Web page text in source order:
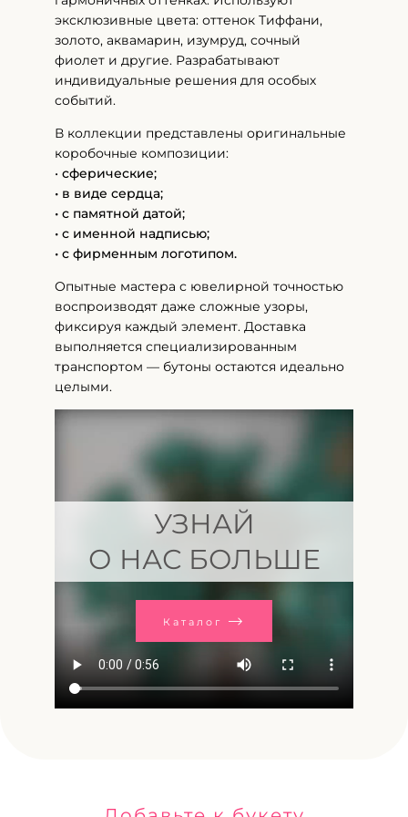
эксклюзивные цвета: оттенок Тиффани,
золото, аквамарин, изумруд, сочный
фиолет и другие. Разрабатывают
индивидуальные решения для особых
событий.
В коллекции представлены оригинальные
коробочные композиции:
• сферические;
• в виде сердца;
• с памятной датой;
• с именной надписью;
• с фирменным логотипом.
Опытные мастера с ювелирной точностью
воспроизводят даже сложные узоры,
фиксируя каждый элемент. Доставка
выполняется специализированным
транспортом — бутоны остаются идеально
целыми.
УЗНАЙ
О НАС БОЛЬШЕ
Каталог